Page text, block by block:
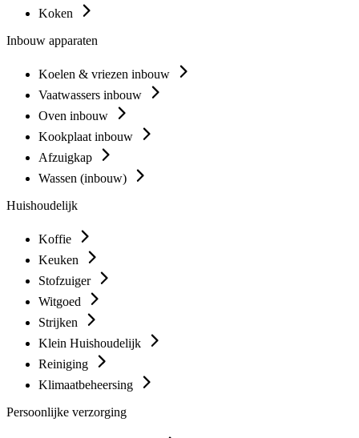
Koken
Inbouw apparaten
Koelen & vriezen inbouw
Vaatwassers inbouw
Oven inbouw
Kookplaat inbouw
Afzuigkap
Wassen (inbouw)
Huishoudelijk
Koffie
Keuken
Stofzuiger
Witgoed
Strijken
Klein Huishoudelijk
Reiniging
Klimaatbeheersing
Persoonlijke verzorging